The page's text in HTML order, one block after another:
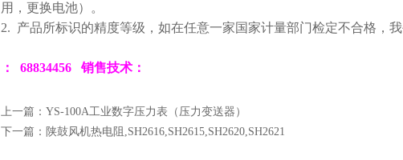
用，更换电池）。
2. 产品所标识的精度等级，如在任意一家国家计量部门检定不合格，我
： 68834456 销售技术：
上一篇： YS-100A工业数字压力表（压力变送器）
下一篇： 陕鼓风机热电阻,SH2616,SH2615,SH2620,SH2621